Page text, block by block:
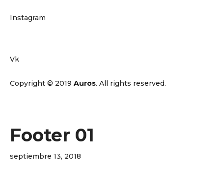
Instagram
Vk
Copyright © 2019 Auros. All rights reserved.
Footer 01
septiembre 13, 2018